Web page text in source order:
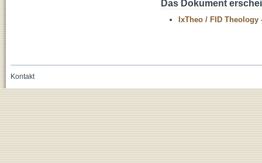
Das Dokument
IxTheo / FID Theology
Kontakt